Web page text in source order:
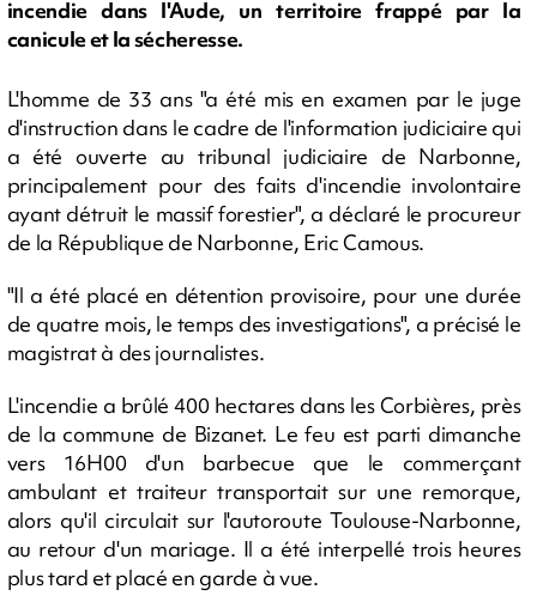
incendie dans l'Aude, un territoire frappé par la
canicule et la sécheresse.
L'homme de 33 ans "a été mis en examen par le juge
d'instruction dans le cadre de l'information judiciaire qui
a été ouverte au tribunal judiciaire de Narbonne,
principalement pour des faits d'incendie involontaire
ayant détruit le massif forestier", a déclaré le procureur
de la République de Narbonne, Eric Camous.
"Il a été placé en détention provisoire, pour une durée
de quatre mois, le temps des investigations", a précisé le
magistrat à des journalistes.
L'incendie a brûlé 400 hectares dans les Corbières, près
de la commune de Bizanet. Le feu est parti dimanche
vers 16H00 d'un barbecue que le commerçant
ambulant et traiteur transportait sur une remorque,
alors qu'il circulait sur l'autoroute Toulouse-Narbonne,
au retour d'un mariage. Il a été interpellé trois heures
plus tard et placé en garde à vue.